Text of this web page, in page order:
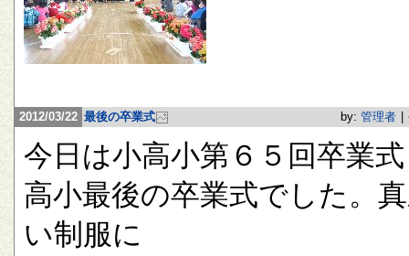
2012/03/22 最後の卒業式 by: 管理者
今日は小高小第６５回卒業
高小最後の卒業式でした。
い制服に